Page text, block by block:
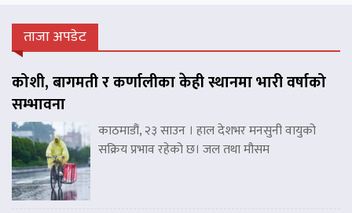
ताजा अपडेट
कोशी, बागमती र कर्णालीका केही स्थानमा भारी वर्षाको
सम्भावना
काठमाडौं, २३ साउन । हाल देशभर मनसुनी वायुको
सक्रिय प्रभाव रहेको छ। जल तथा मौसम